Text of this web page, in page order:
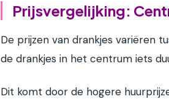
Prijsvergelijking:
De prijzen van drankjes variëren
de drankjes in het centrum iets
Dit komt door de hogere